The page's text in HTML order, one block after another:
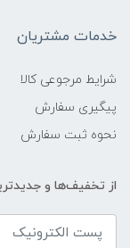
خدمات مشتریان
شرایط مرجوعی کالا
پیگیری سفارش
نحوه ثبت سفارش
از تخفیف‌ها و